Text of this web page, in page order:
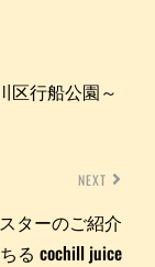
区行船公園～
NEXT
ターのご紹介
る cochill juice